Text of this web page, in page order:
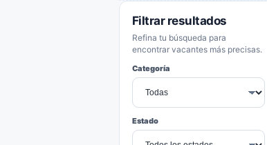
Filtrar resultados
Refina tu búsqueda para
encontrar vacantes más precisas.
Categoría
Estado